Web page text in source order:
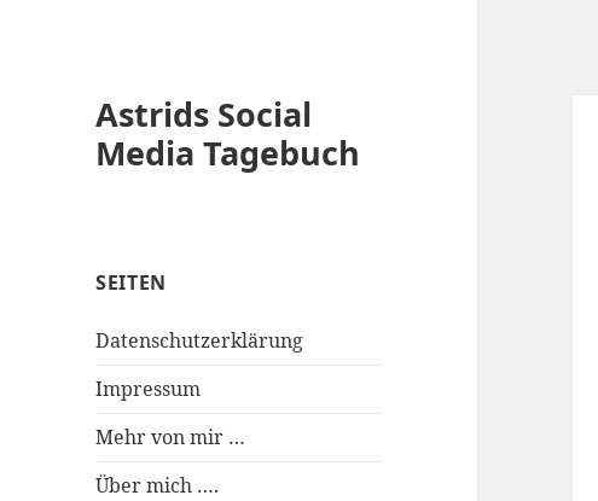
Astrids Social
Media Tagebuch
SEITEN
Datenschutzerklärung
Impressum
Mehr von mir …
Über mich ….